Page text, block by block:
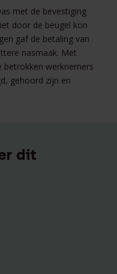
met de bevestiging
door de beugel kon
gaf de betaling van
nasmaak. Met
betrokken werknemers
gehoord zijn en
dit